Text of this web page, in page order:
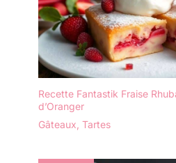
Recette Fantastik Fraise
d’Oranger
Gâteaux Tartes